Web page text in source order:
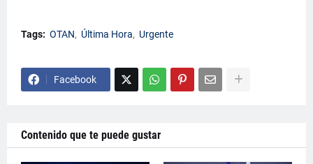
Tags: OTAN Última Hora Urgente
Facebook
Contenido que te puede gustar